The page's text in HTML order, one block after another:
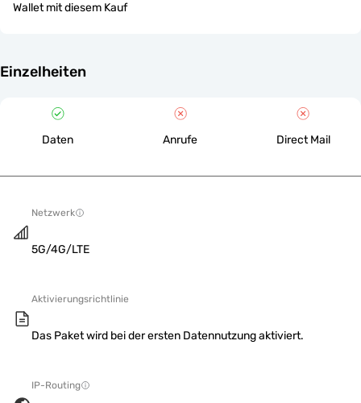
Wallet mit diesem Kauf
Einzelheiten
Daten Anrufe Direct Mail
Netzwerk
5G/4G/LTE
Aktivierungsrichtlinie
Das Paket wird bei der ersten Datennutzung aktiviert.
IP-Routing